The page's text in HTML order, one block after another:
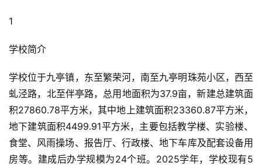
1
学校简介
学校位于九亭镇，东至繁荣河，南至九亭明珠苑小区，西至
虬泾路，北至伴亭路，总用地面积为37.9亩，新建总建筑面
积27860.78平方米，其中地上建筑面积23360.87平方米，
地下建筑面积4499.91平方米，主要包括教学楼、实验楼、
食堂、风雨操场、报告厅、行政楼、地下车库及配套设备用
房等。建成后办学规模为24个班。2025学年，学校现有5